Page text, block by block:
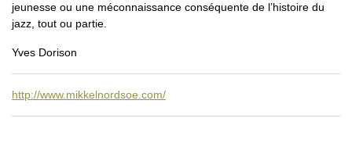
jeunesse ou une méconnaissance conséquente de l’histoire du
jazz, tout ou partie.
Yves Dorison
http://www.mikkelnordsoe.com/